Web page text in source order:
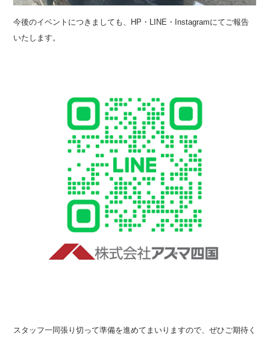
今後のイベントにつきましても、HP・LINE・Instagramにてご報告
いたします。
スタッフ一同張り切って準備を進めてまいりますので、ぜひご期待く